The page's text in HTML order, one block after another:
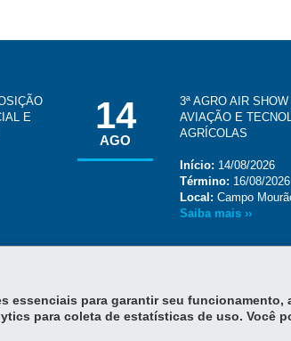
E
14
AGO
3ª AGRO AIR
AVIAÇÃO E
AGRÍCOLAS
Início: 14/08/2026
Término: 16/08/2026
Local: Campo
Saiba mais ››
essenciais para garantir seu funcionamento,
para coleta de estatísticas de uso. Você